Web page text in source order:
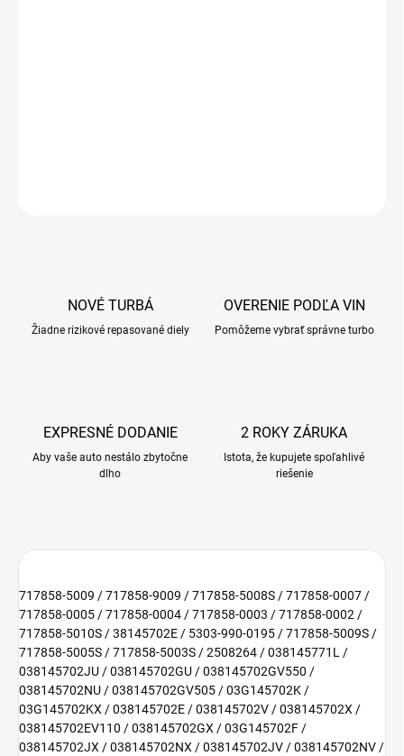
NOVÉ TURBÁ
Žiadne rizikové repasované diely
OVERENIE PODĽA VIN
Pomôžeme vybrať správne turbo
EXPRESNÉ DODANIE
Aby vaše auto nestálo zbytočne
dlho
2 ROKY ZÁRUKA
Istota, že kupujete spoľahlivé
riešenie
717858-5009 / 717858-9009 / 717858-5008S / 717858-0007 /
717858-0005 / 717858-0004 / 717858-0003 / 717858-0002 /
717858-5010S / 38145702E / 5303-990-0195 / 717858-5009S /
717858-5005S / 717858-5003S / 2508264 / 038145771L /
038145702JU / 038145702GU / 038145702GV550 /
038145702NU / 038145702GV505 / 03G145702K /
03G145702KX / 038145702E / 038145702V / 038145702X /
038145702EV110 / 038145702GX / 03G145702F /
038145702JX / 038145702NX / 038145702JV / 038145702NV /